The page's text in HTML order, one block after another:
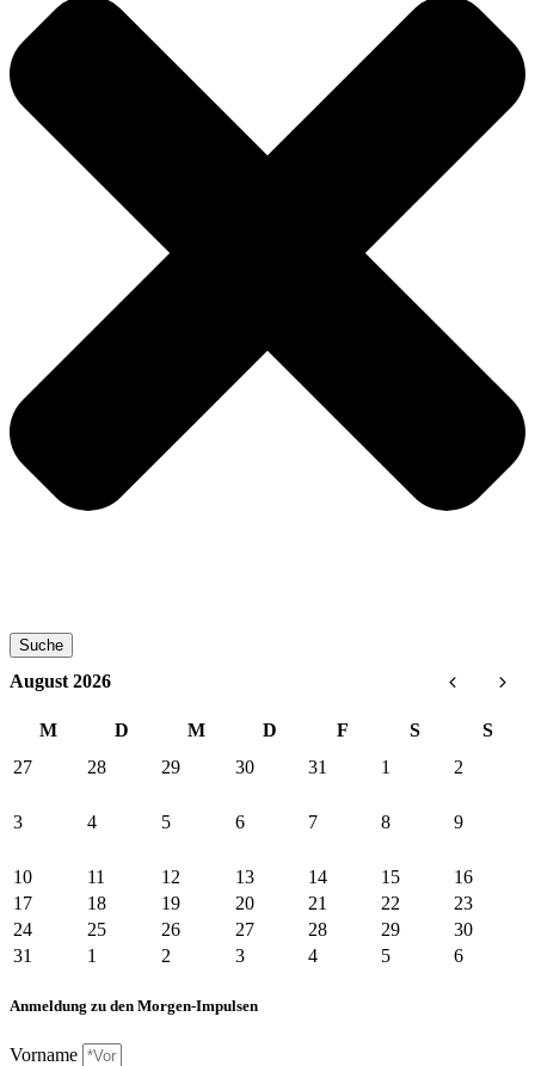
Suche
August 2026
M D M D F S
S
27
28 29 30 31 1 2
3 4 5 6 7 8 9
10 11 12 13 14 15
16
17
18 19 20 21 22
23
24
25 26 27 28 29
30
31
1 2 3 4 5 6
Anmeldung zu den Morgen-Impulsen
Vorname